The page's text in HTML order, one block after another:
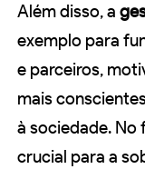
Além disso, a
exemplo para
e parceiros,
mais
à sociedade.
crucial para a